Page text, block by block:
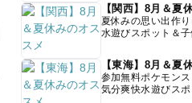
【関西】8月＆夏
夏休みの思い出作
水遊びスポット＆
【東海】8月＆夏
参加無料ポケモン
気分爽快水遊びスポ